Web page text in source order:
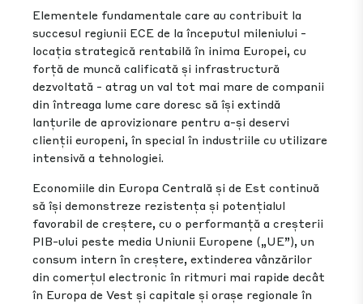
Elementele fundamentale care au contribuit la
succesul regiunii ECE de la începutul mileniului -
locația strategică rentabilă în inima Europei, cu
forță de muncă calificată și infrastructură
dezvoltată - atrag un val tot mai mare de companii
din întreaga lume care doresc să își extindă
lanțurile de aprovizionare pentru a-și deservi
clienții europeni, în special în industriile cu utilizare
intensivă a tehnologiei.
Economiile din Europa Centrală și de Est continuă
să își demonstreze rezistența și potențialul
favorabil de creștere, cu o performanță a creșterii
PIB-ului peste media Uniunii Europene („UE”), un
consum intern în creștere, extinderea vânzărilor
din comerțul electronic în ritmuri mai rapide decât
în Europa de Vest și capitale și orașe regionale în